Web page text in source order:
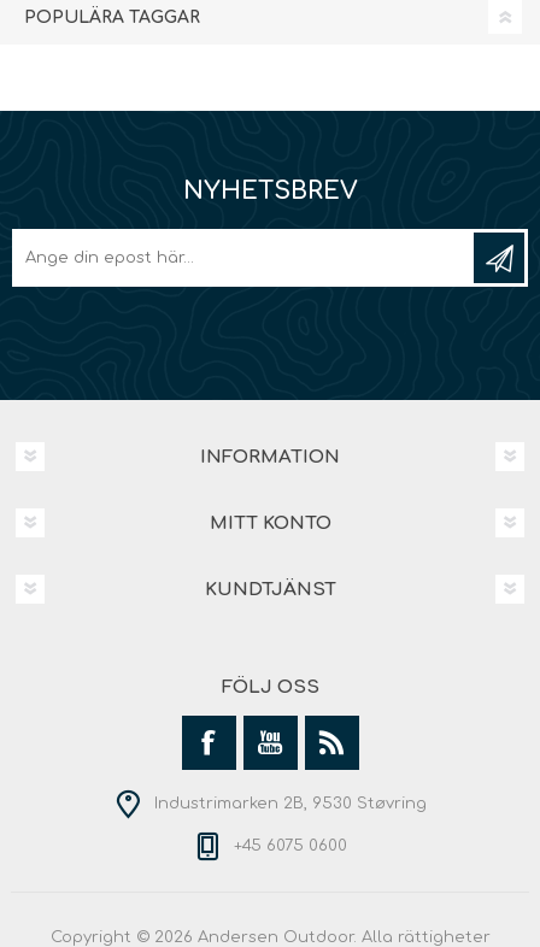
POPULÄRA TAGGAR
NYHETSBREV
INFORMATION
MITT KONTO
KUNDTJÄNST
FÖLJ OSS
Industrimarken 2B, 9530 Støvring
+45 6075 0600
Copyright © 2026 Andersen Outdoor. Alla rättigheter